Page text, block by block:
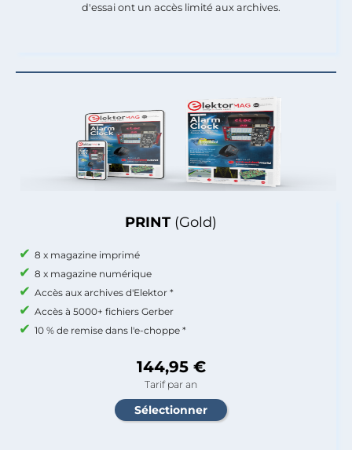
PRINT (Gold)
8 x magazine imprimé
8 x magazine numérique
Accès aux archives d'Elektor *
Accès à 5000+ fichiers Gerber
10 % de remise dans l'e-choppe *
144,95 €
Tarif par an
d'essai ont un accès limité aux archives.